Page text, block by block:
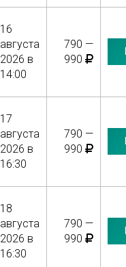
16
августа
2026 в
14:00
790 —
990
17
августа
2026 в
16:30
790 —
990
18
августа
2026 в
16:30
790 —
990